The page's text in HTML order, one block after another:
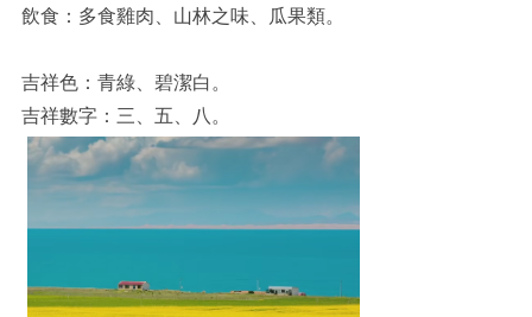
飲食：多食雞肉、山林之味、瓜果類。
吉祥色：青綠、碧潔白。
吉祥數字：三、五、八。